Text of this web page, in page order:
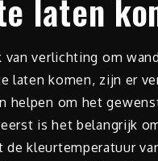
laten
van verlichting om
laten komen, zijn er
helpen om het
is het belangrijk
de kleurtemperatuur